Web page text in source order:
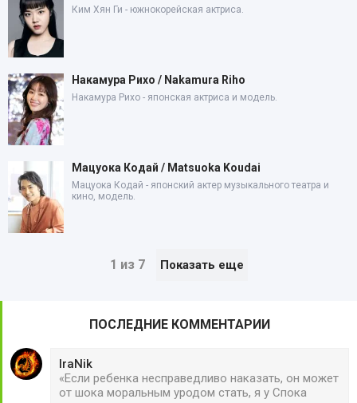
Ким Хян Ги - южнокорейская актриса.
Накамура Рихо / Nakamura Riho
Накамура Рихо - японская актриса и модель.
Мацуока Кодай / Matsuoka Koudai
Мацуока Кодай - японский актер музыкального театра и
кино, модель.
1 из 7 Показать еще
ПОСЛЕДНИЕ КОММЕНТАРИИ
IraNik
«Если ребенка несправедливо наказать, он может
от шока моральным уродом стать, я у Спока